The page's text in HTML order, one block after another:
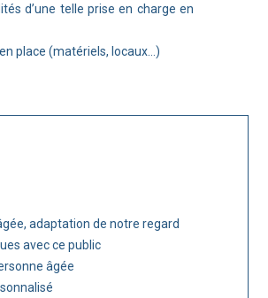
d’une telle prise en charge en
place (matériels, locaux…)
adaptation de notre regard
avec ce public
âgée